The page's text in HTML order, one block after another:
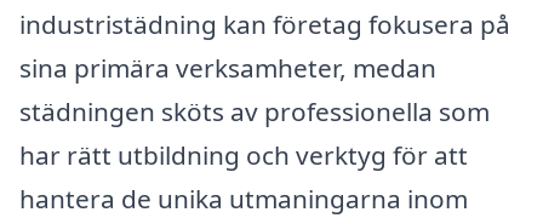
industristädning kan företag fokusera på
sina primära verksamheter, medan
städningen sköts av professionella som
har rätt utbildning och verktyg för att
hantera de unika utmaningarna inom